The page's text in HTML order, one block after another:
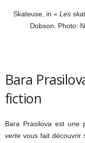
Skateuse, in « Les
Dobson. Photo:
Bara
fiction
Bara Prasilova est une
verte vous fait découvrir